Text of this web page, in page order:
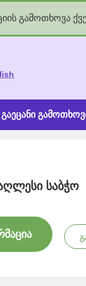
გამოთხოვა
გაეცანი
საბჭო